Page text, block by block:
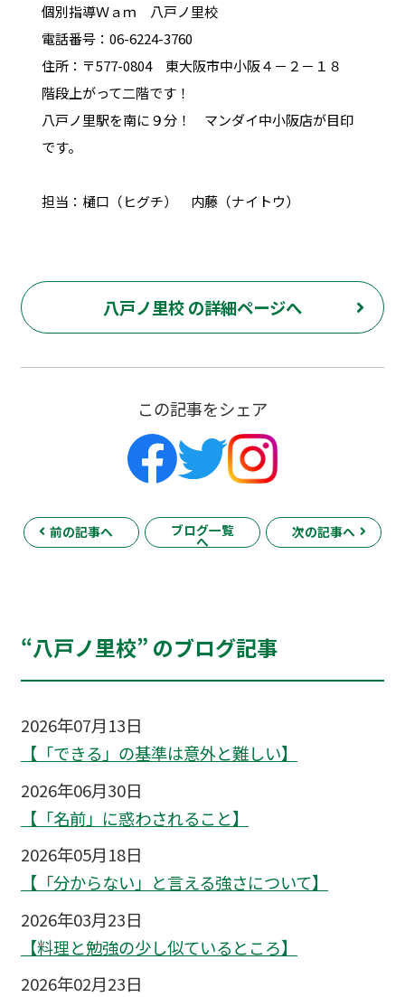
個別指導Ｗａｍ 八戸ノ里校
電話番号：06-6224-3760
住所：〒577-0804 東大阪市中小阪４－２－１８
階段上がって二階です！
八戸ノ里駅を南に９分！ マンダイ中小阪店が目印
です。
担当：樋口（ヒグチ） 内藤（ナイトウ）
八戸ノ里校 の詳細ページへ
この記事をシェア
前の記事へ ブログ一覧
へ
次の記事へ
“八戸ノ里校” のブログ記事
2026年07月13日
【「できる」の基準は意外と難しい】
2026年06月30日
【「名前」に惑わされること】
2026年05月18日
【「分からない」と言える強さについて】
2026年03月23日
【料理と勉強の少し似ているところ】
2026年02月23日